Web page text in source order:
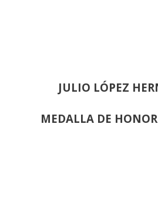
JULIO LÓPEZ
MEDALLA DE